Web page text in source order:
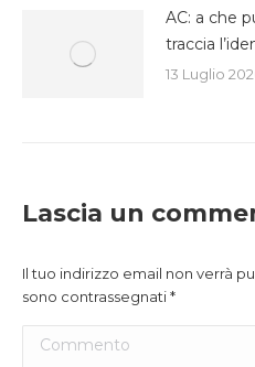
AC: a che
traccia
13 Luglio
Lascia un
Il tuo indirizzo email non verrà
sono contrassegnati*
Commento